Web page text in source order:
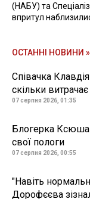
(НАБУ) та
впритул
ОСТАННІ НОВИНИ »
Співачка
скільки
07 серпня 2026, 01:35
Блогерка Ксюша
свої пологи
07 серпня 2026, 00:55
"Навіть
Дорофєєва